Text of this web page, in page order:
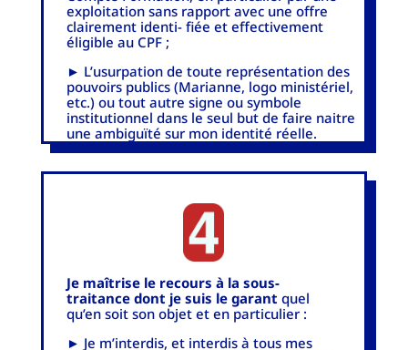
exploitation sans rapport avec une offre
clairement identi- fiée et effectivement
éligible au CPF ;
► L’usurpation de toute représentation des
pouvoirs publics (Marianne, logo ministériel,
etc.) ou tout autre signe ou symbole
institutionnel dans le seul but de faire naitre
une ambiguïté sur mon identité réelle.
Je maîtrise le recours à la sous-
traitance dont je suis le garant quel
qu’en soit son objet et en particulier :
► Je m’interdis, et interdis à tous mes